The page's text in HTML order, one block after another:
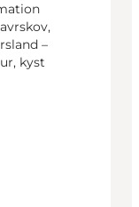
–
kyst